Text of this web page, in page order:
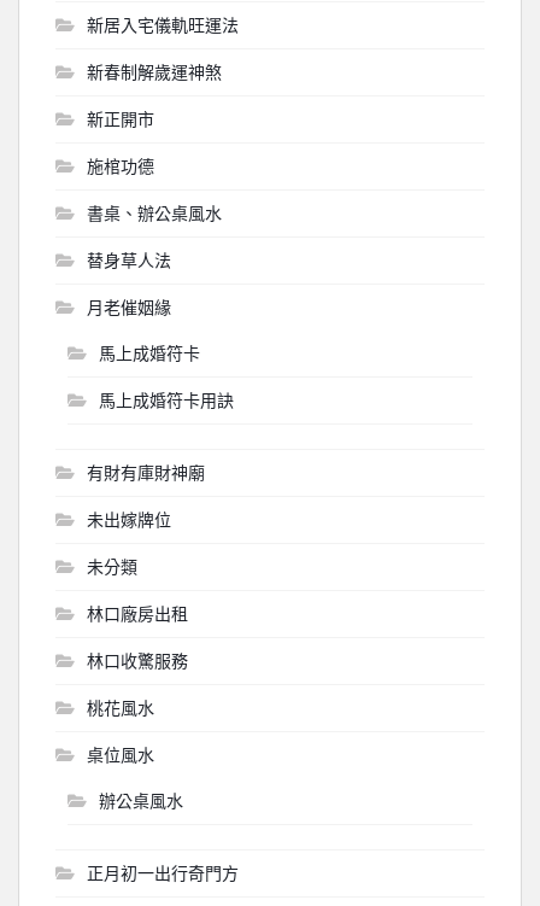
新居入宅儀軌旺運法
新春制解歲運神煞
新正開市
施棺功德
書桌、辦公桌風水
替身草人法
月老催姻緣
馬上成婚符卡
馬上成婚符卡用訣
有財有庫財神廟
未出嫁牌位
未分類
林口廠房出租
林口收驚服務
桃花風水
桌位風水
辦公桌風水
正月初一出行奇門方